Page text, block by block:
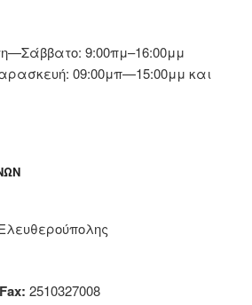
9:00πμ–16:00μμ
09:00μπ—15:00μμ και
Fax: 2510327008